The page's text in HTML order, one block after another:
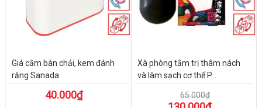
Giá cắm bàn chải, kem đánh
răng Sanada
40.000₫
Xà phòng tắm trị thâm nách
và làm sạch cơ thể P...
65.000₫